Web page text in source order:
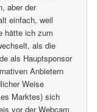
aber der
einfach, weil
hätte ich zum
als die
als Hauptsponsor
Anbietern
Weise
Marktes) sich
vor der Webcam